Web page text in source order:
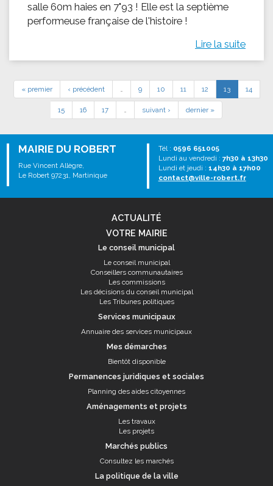
salle 60m haies en 7"93 ! Elle est la septième
performeuse française de l'histoire !
Lire la suite
« premier ‹ précédent … 9 10 11 12 13 14
15 16 17 … suivant › dernier »
MAIRIE DU ROBERT
Rue Vincent Allègre,
Le Robert 97231, Martinique
Tél : 0596 651005
Lundi au vendredi : 7h30 à 13h30
Lundi et jeudi : 14h30 à 17h00
contact@ville-robert.fr
ACTUALITÉ
VOTRE MAIRIE
Le conseil municipal
Le conseil municipal
Conseillers communautaires
Les commissions
Les décisions du conseil municipal
Les Tribunes politiques
Services municipaux
Annuaire des services municipaux
Mes démarches
Bientôt disponible
Permanences juridiques et sociales
Planning des aides citoyennes
Aménagements et projets
Les travaux
Les projets
Marchés publics
Consultez les marchés
La politique de la ville